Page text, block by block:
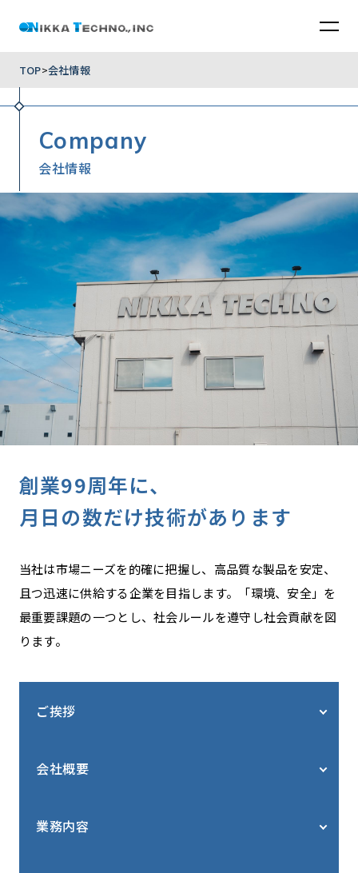
TOP 会社情報
Company
会社情報
創業99周年に、
月日の数だけ技術があります
当社は市場ニーズを的確に把握し、高品質な製品を安定、
且つ迅速に供給する企業を目指します。「環境、安全」を
最重要課題の一つとし、社会ルールを遵守し社会貢献を図
ります。
ご挨拶
会社概要
業務内容